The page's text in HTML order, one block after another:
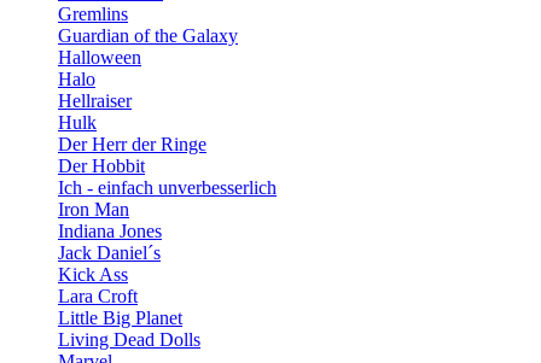
Gremlins
Guardian of the Galaxy
Halloween
Halo
Hellraiser
Hulk
Der Herr der Ringe
Der Hobbit
Ich - einfach unverbesserlich
Iron Man
Indiana Jones
Jack Daniel´s
Kick Ass
Lara Croft
Little Big Planet
Living Dead Dolls